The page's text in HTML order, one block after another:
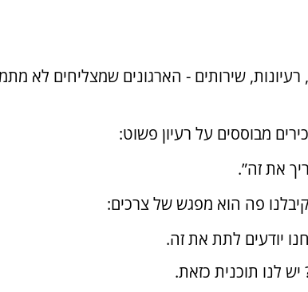
שירותים - הארגונים שמצליחים לא
מבוססים על רעיון פשוט:
את זה”.
פה הוא מפגש של צרכים:
יודעים לתת את זה.
לנו תוכנית כזאת.